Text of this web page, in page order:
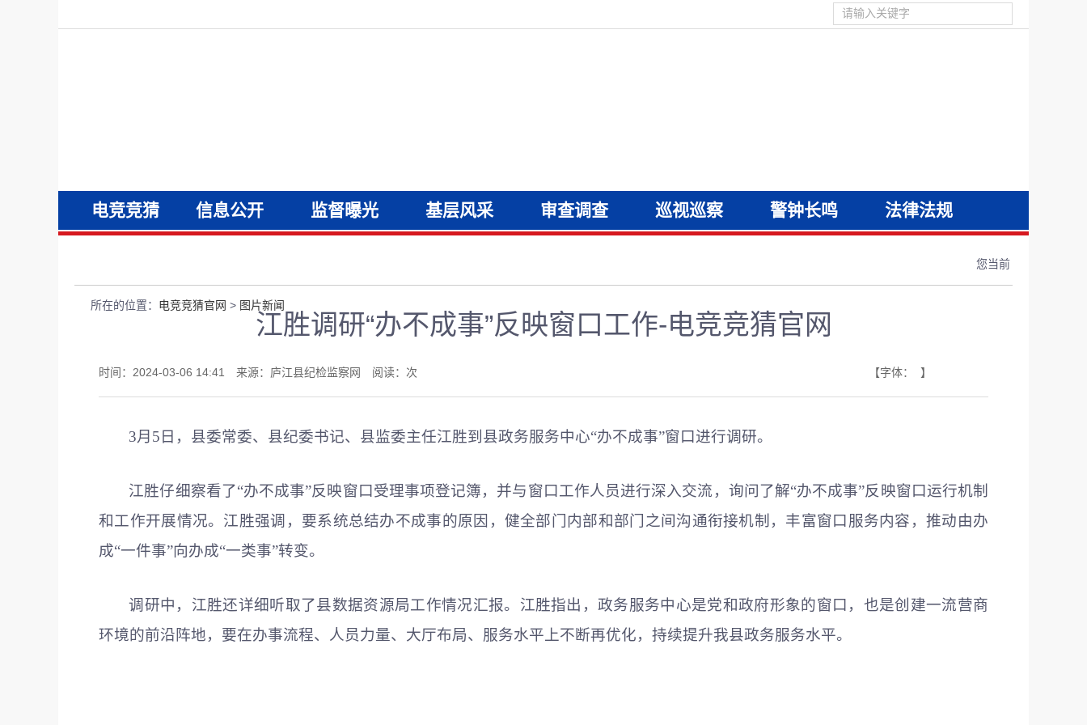
电竞竞猜 信息公开 监督曝光 基层风采 审查调查 巡视巡察 警钟长鸣 法律法规
您当前
所在的位置： 电竞竞猜官网 > 图片新闻
江胜调研“办不成事”反映窗口工作-电竞竞猜官网
时间：2024-03-06 14:41 来源：庐江县纪检监察网 阅读： 次 【字体： 】
3月5日，县委常委、县纪委书记、县监委主任江胜到县政务服务中心“办不成事”窗口进行调研。
江胜仔细察看了“办不成事”反映窗口受理事项登记簿，并与窗口工作人员进行深入交流，询问了解“办不成事”反映窗口运行机制
和工作开展情况。江胜强调，要系统总结办不成事的原因，健全部门内部和部门之间沟通衔接机制，丰富窗口服务内容，推动由办
成“一件事”向办成“一类事”转变。
调研中，江胜还详细听取了县数据资源局工作情况汇报。江胜指出，政务服务中心是党和政府形象的窗口，也是创建一流营商
环境的前沿阵地，要在办事流程、人员力量、大厅布局、服务水平上不断再优化，持续提升我县政务服务水平。